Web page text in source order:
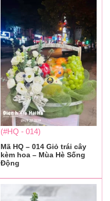
(#HQ - 014)
Mã HQ – 014 Giỏ trái cây
kèm hoa – Mùa Hè Sống
Động